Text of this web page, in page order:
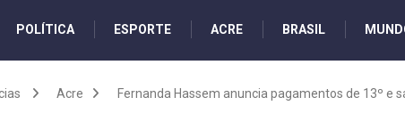
POLÍTICA ESPORTE ACRE BRASIL
Acre Fernanda Hassem anuncia pagamentos de 13º e